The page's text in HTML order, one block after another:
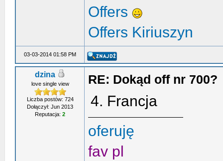
Offers
Offers Kiriuszyn
03-03-2014 01:58 PM
dzina
love single view
Liczba postów: 724
Dołączył: Jun 2013
Reputacja: 2
RE: Dokąd off nr 700?
4. Francja
oferuję
fav pl